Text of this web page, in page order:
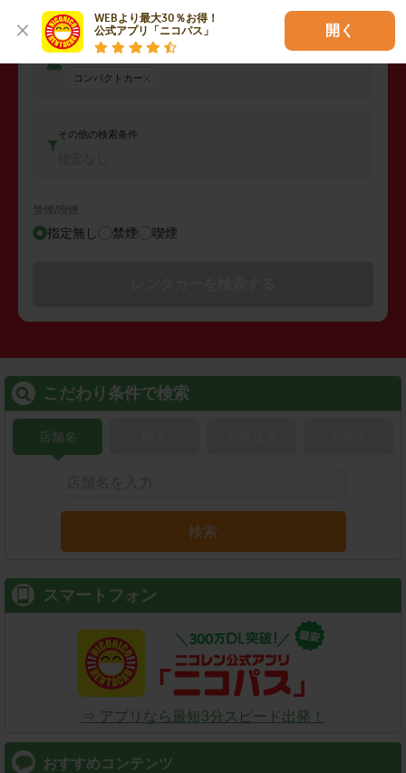
WEBより最大30％お得！
公式アプリ「ニコパス」
開く
車両タイプ
コンパクトカー
その他の検索条件
禁煙/喫煙
指定無し 禁煙 喫煙
こだわり条件で検索
店舗名
検索
スマートフォン
⇒ アプリなら最短3分スピード出発！
おすすめコンテンツ